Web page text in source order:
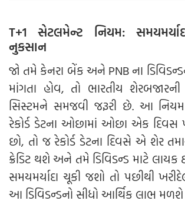
T+1 સેટલમેન્ટ નિયમ:
નુકસાન
જો તમે કેનરા બેંક અને PNB ના
માંગતા હોવ, તો ભારતીય
સિસ્ટમને સમજવી જરૂરી છે. આ
રેકોર્ડ ડેટના ઓછામાં ઓછા એક દિવસ
છો, તો જ રેકોર્ડ ડેટના દિવસે એ શેર
ક્રેડિટ થશે અને તમે ડિવિડન્ડ માટે
સમયમર્યાદા ચૂકી જશો તો પછીથી
આ ડિવિડન્ડનો સીધો આર્થિક લાભ મળશે